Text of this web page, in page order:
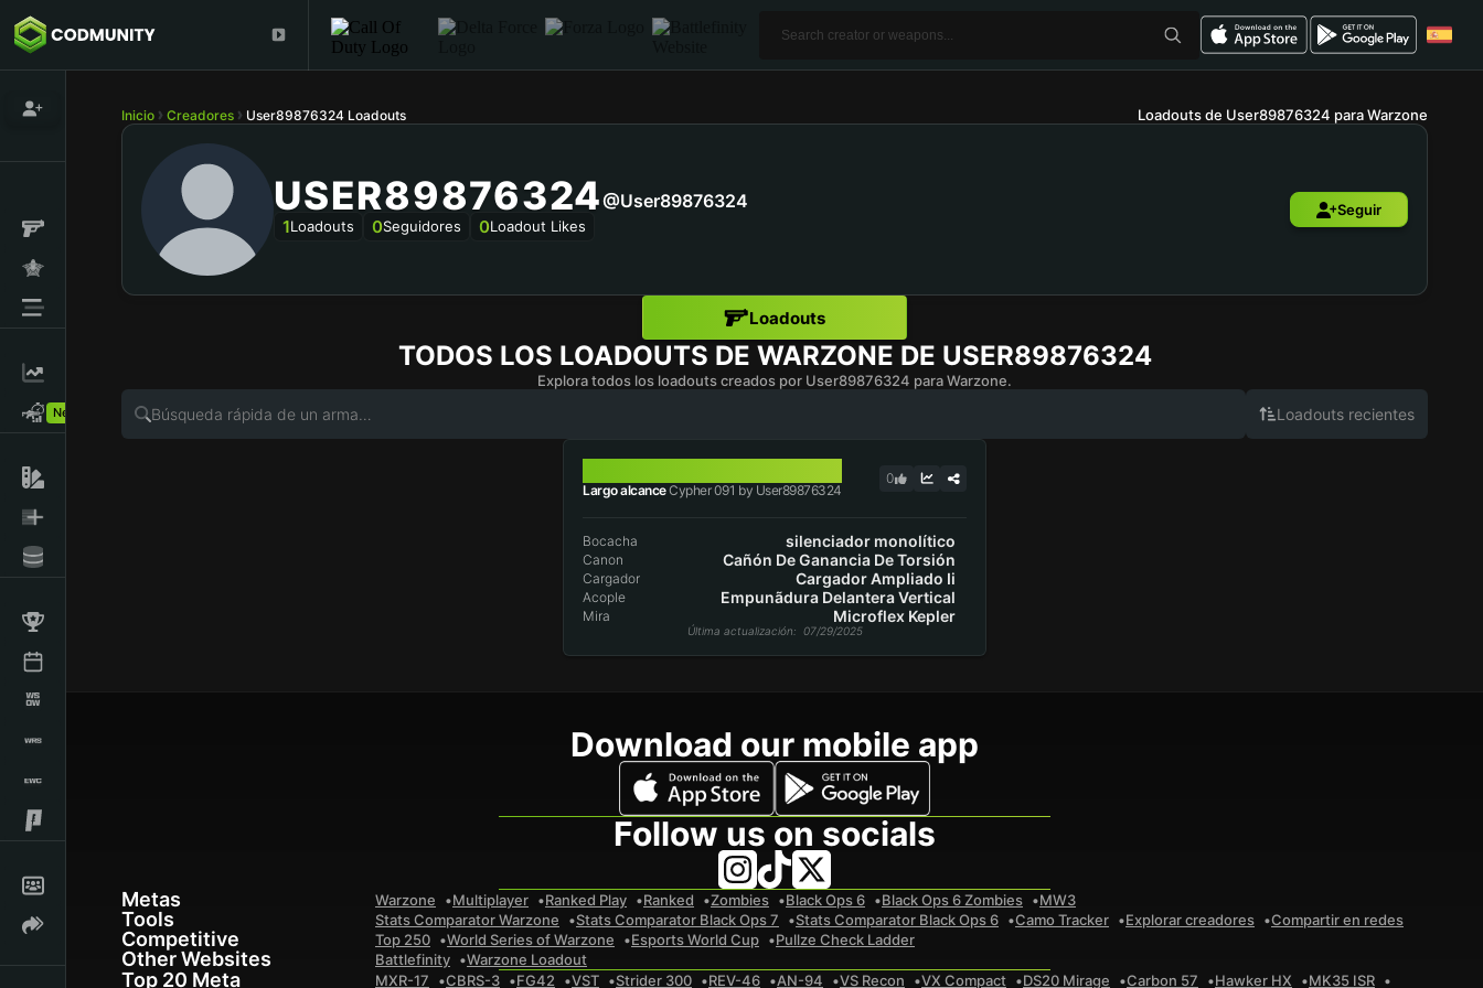
New!
Inicio Creadores User89876324 Loadouts Loadouts de User89876324 para Warzone
USER89876324@user89876324
1Loadouts 0Seguidores 0Loadout Likes
Seguir
Loadouts
TODOS LOS LOADOUTS DE WARZONE DE USER89876324
Explora todos los loadouts creados por User89876324 para Warzone.
Loadouts recientes
Largo alcanceCypher 091 by User89876324
0
Bocacha silenciador monolítico
Canon Cañón De Ganancia De Torsión
Cargador Cargador Ampliado Ii
Acople Empunãdura Delantera Vertical
Mira Microflex Kepler
Última actualización: 07/29/2025
Download our mobile app
Follow us on socials
Metas Warzone Multiplayer Ranked Play Ranked Zombies Black Ops 6 Black Ops 6 Zombies MW3
Tools Stats Comparator Warzone Stats Comparator Black Ops 7 Stats Comparator Black Ops 6 Camo Tracker Explorar creadores Compartir en redes
Competitive Top 250 World Series of Warzone Esports World Cup Pullze Check Ladder
Other Websites Battlefinity Warzone Loadout
Top 20 Meta MXR-17 CBRS-3 FG42 VST Strider 300 REV-46 AN-94 VS Recon VX Compact DS20 Mirage Carbon 57 Hawker HX MK35 ISR